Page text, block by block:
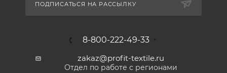
ПОДПИСАТЬСЯ НА РАССЫЛКУ
8-800-222-49-33
zakaz@profit-textile.ru
Отдел по работе с регионами